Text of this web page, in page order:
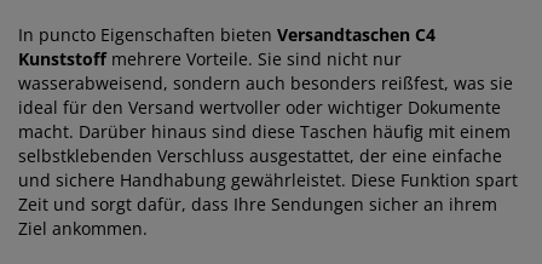
In puncto Eigenschaften bieten Versandtaschen C4
Kunststoffmehrere Vorteile. Sie sind nicht nur
wasserabweisend, sondern auch besonders reißfest, was sie
ideal für den Versand wertvoller oder wichtiger Dokumente
macht. Darüber hinaus sind diese Taschen häufig mit einem
selbstklebenden Verschluss ausgestattet, der eine einfache
und sichere Handhabung gewährleistet. Diese Funktion spart
Zeit und sorgt dafür, dass Ihre Sendungen sicher an ihrem
Ziel ankommen.